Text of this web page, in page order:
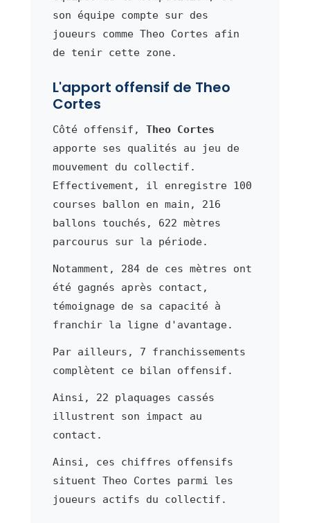
son équipe compte sur des
joueurs comme Theo Cortes afin
de tenir cette zone.
L'apport offensif de Theo
Cortes
Côté offensif, Theo Cortes
apporte ses qualités au jeu de
mouvement du collectif.
Effectivement, il enregistre 100
courses ballon en main, 216
ballons touchés, 622 mètres
parcourus sur la période.
Notamment, 284 de ces mètres ont
été gagnés après contact,
témoignage de sa capacité à
franchir la ligne d'avantage.
Par ailleurs, 7 franchissements
complètent ce bilan offensif.
Ainsi, 22 plaquages cassés
illustrent son impact au
contact.
Ainsi, ces chiffres offensifs
situent Theo Cortes parmi les
joueurs actifs du collectif.